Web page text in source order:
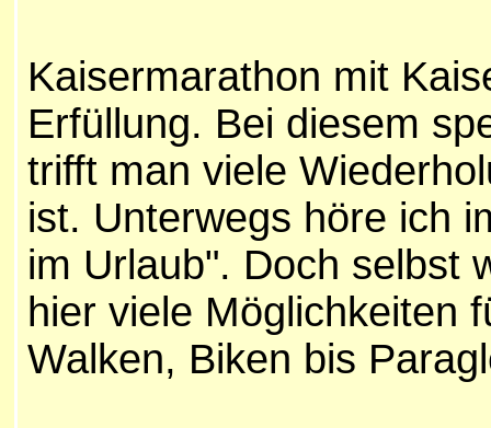
Kaisermarathon mit
Erfüllung. Bei diesem
trifft man viele
ist. Unterwegs höre ich
im Urlaub". Doch selbst
hier viele Möglichkeiten
Walken, Biken bis